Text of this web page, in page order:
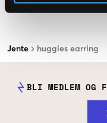
Jente huggies earring
BLI MEDLEM OG